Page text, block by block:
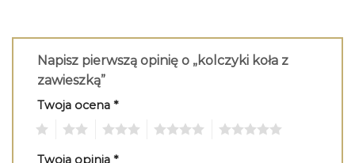
Napisz pierwszą opinię o „kolczyki koła z
zawieszką”
Twoja ocena *
Twoja opinia *